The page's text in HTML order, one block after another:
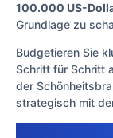
100.000 US-
Grundlage zu
Budgetieren Sie
Schritt für Schritt
der
strategisch mit